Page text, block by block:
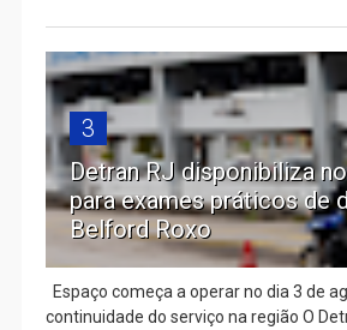
3
Detran RJ disponibiliza
para exames práticos de
Belford Roxo
Espaço começa a operar no dia 3 de
continuidade do serviço na região O